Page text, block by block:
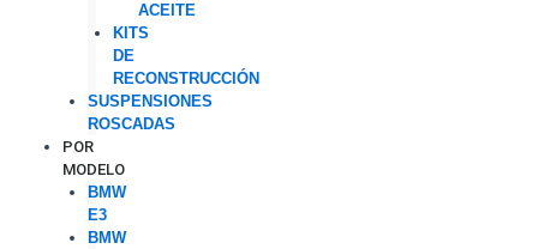
ACEITE
KITS
DE
RECONSTRUCCIÓN
SUSPENSIONES
ROSCADAS
POR
MODELO
BMW
E3
BMW